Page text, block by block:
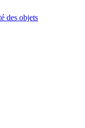
des objets